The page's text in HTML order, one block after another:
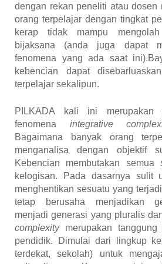
dengan rekan peneliti atau dosen
orang terpelajar dengan tingkat
kerap tidak mampu
mengolah
bijaksana (anda
juga dapat
fenomena yang ada
saat ini).
kebencian
dapat disebarluaskan
terpelajar sekalipun.
PILKADA kali ini merupakan
fenomena
integrative
Bagaimana
banyak orang
menganalisa
dengan objektif
Kebencian
membutakan semua
kelogisan. Pada
dasarnya sulit
menghentikan sesuatu yang
tetap
berusaha menjadikan
menjadi generasi yang pluralis
complexitymerupakan tanggung
pendidik. Dimulai dari lingkup
terdekat, sekolah) untuk